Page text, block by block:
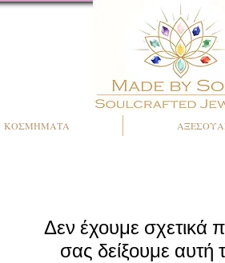
ΚΟΣΜΗΜΑΤΑ
Δεν έχουμε σχετικά
σας δείξουμε αυτή